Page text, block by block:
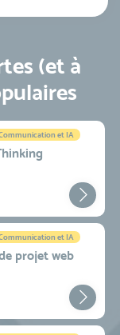
(et à
et IA
et IA
projet web